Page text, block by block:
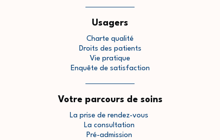
Usagers
Charte qualité
Droits des patients
Vie pratique
Enquête de satisfaction
Votre parcours de soins
La prise de rendez-vous
La consultation
Pré-admission